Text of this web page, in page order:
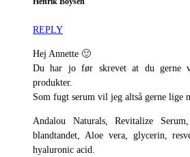
Henrik Boysen
REPLY
Hej Annette 🙂
Du har jo før skrevet at du gerne
produkter.
Som fugt serum vil jeg altså gerne lige
Andalou Naturals, Revitalize
blandtandet, Aloe vera, glycerin,
hyaluronic acid.